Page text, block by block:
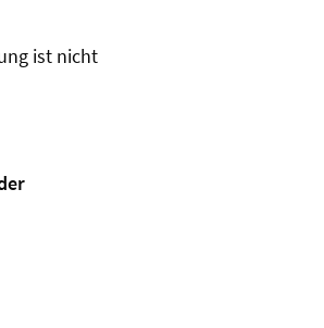
ist nicht